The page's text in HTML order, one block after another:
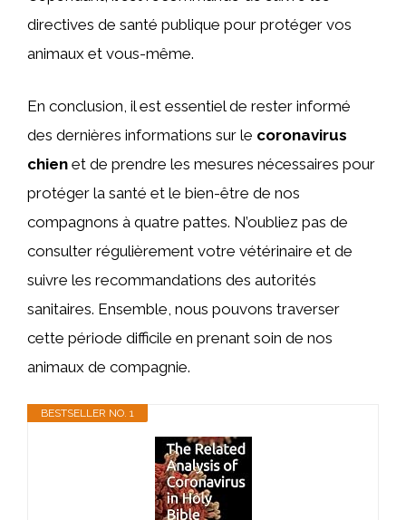
directives de santé publique pour protéger vos
animaux et vous-même.
En conclusion, il est essentiel de rester informé
des dernières informations sur le coronavirus
chien et de prendre les mesures nécessaires pour
protéger la santé et le bien-être de nos
compagnons à quatre pattes. N’oubliez pas de
consulter régulièrement votre vétérinaire et de
suivre les recommandations des autorités
sanitaires. Ensemble, nous pouvons traverser
cette période difficile en prenant soin de nos
animaux de compagnie.
BESTSELLER NO. 1